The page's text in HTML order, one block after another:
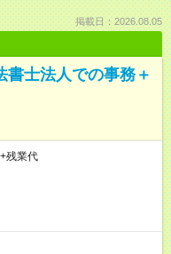
掲載日：2026.08.05
書士法人での事務＋
残業代